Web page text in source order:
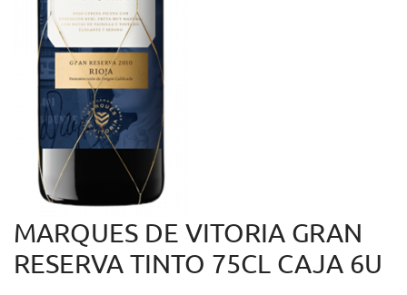
MARQUES DE VITORIA GRAN
RESERVA TINTO 75CL CAJA 6U